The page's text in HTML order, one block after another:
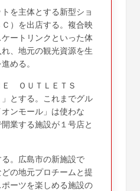
を主体とする新型ショ
）を出店する。複合映
ートリンクといった体
、地元の観光資源を生
める。
Ｅ ＯＵＴＬＥＴＳ
」とする。これまでグル
ンモール」は使わな
業する施設が１号店と
。広島市の新施設で
の地元プロチームと提
ーツを楽しめる施設の